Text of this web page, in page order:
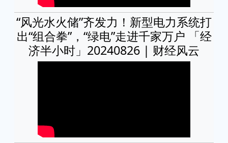
“风光水火储”齐发力！新型电力系统打
出“组合拳”，“绿电”走进千家万户 「经
济半小时」20240826 | 财经风云